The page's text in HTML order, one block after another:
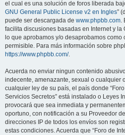
el cual es una solución de foros liberada
GNU General Public License v2 en Ingles”
puede ser descargada de www.phpbb.com.
facilita discusiones basadas en Internet y la
lo que aprobamos y/o desaprobamos como
permisible. Para más información sobre
https://www.phpbb.com/.
Acuerda no enviar ningun contenido
indecente, amenazante, sexual o cualquier
cualquier ley de su país, el país donde
Servicios Secretos” está instalado o Leyes
provocará que sea inmediata y
oportuno, con notificación a su Proveedor
direcciones IP de todos los envíos son
estas condiciones. Acuerda que “Foro de